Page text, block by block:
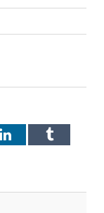
LinkedInTumblr